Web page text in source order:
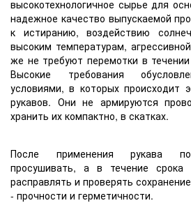
высокотехнологичное сырье для
надежное качество выпускаемой
к истиранию, воздействию
высоким температурам,
же не требуют перемотки в течении
Высокие требования
условиями, в которых происходит
рукавов. Они не армируются
хранить их компактно, в скатках.
После применения рукава
просушивать, а в течение срока
расправлять и проверять
- прочности и герметичности.